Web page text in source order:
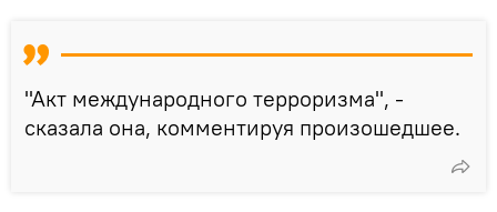
"Акт международного терроризма", -
сказала она, комментируя произошедшее.